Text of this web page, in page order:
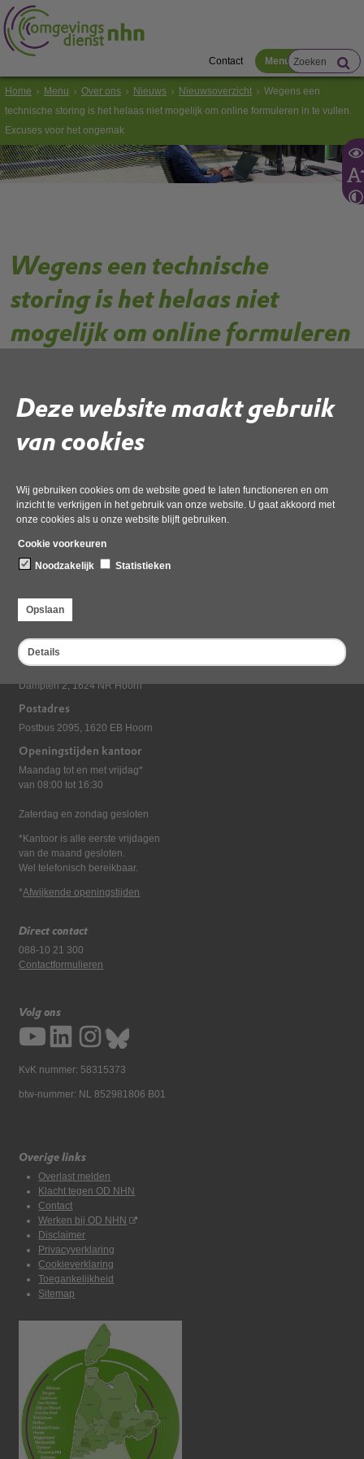
Deze website maakt gebruik
van cookies
Wij gebruiken cookies om de website goed te laten functioneren en om
inzicht te verkrijgen in het gebruik van onze website. U gaat akkoord met
onze cookies als u onze website blijft gebruiken.
Cookie voorkeuren
Noodzakelijk
Statistieken
Opslaan
Details
Contact Menu
Home Menu Over ons Nieuws Nieuwsoverzicht
Wegens een
technische storing is het helaas niet mogelijk om online formuleren in te vullen.
Excuses voor het ongemak
Wegens een technische
storing is het helaas niet
mogelijk om online formuleren
ongemak
Donderdag 26 juni is OD NHN vanaf 15:30 uur niet bereikbaar (ook niet
Deel deze pagina
Bezoekadres
Dampten 2, 1624 NR Hoorn
Postadres
Postbus 2095, 1620 EB Hoorn
Openingstijden kantoor
Maandag tot en met vrijdag*
van 08:00 tot 16:30
Zaterdag en zondag gesloten
*Kantoor is alle eerste vrijdagen
van de maand gesloten.
Wel telefonisch bereikbaar.
*Afwijkende openingstijden
Direct contact
088-10 21 300
Contactformulieren
Volg ons
KvK nummer: 58315373
btw-nummer: NL 852981806 B01
Overige links
Overlast melden
Klacht tegen OD NHN
Contact
Werken bij OD NHN
Disclaimer
Privacyverklaring
Cookieverklaring
Toegankelijkheid
Sitemap